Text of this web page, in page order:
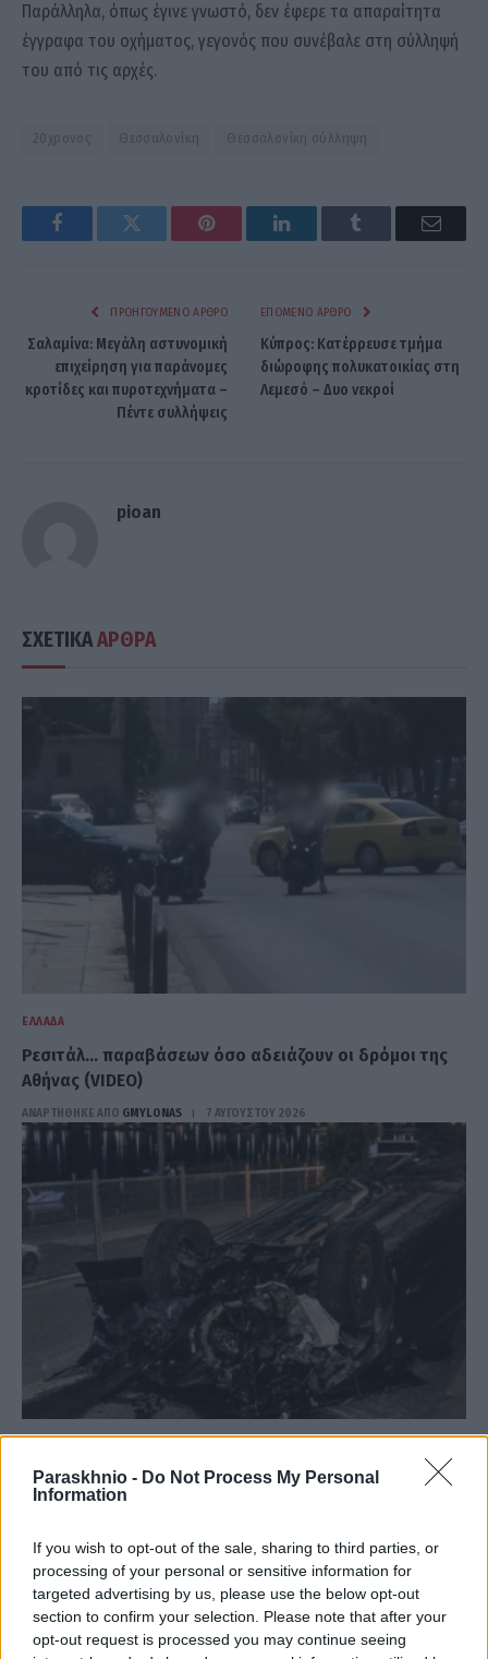
Paraskhnio - Do Not Process My Personal
Information
If you wish to opt-out of the sale, sharing to third parties, or
processing of your personal or sensitive information for
targeted advertising by us, please use the below opt-out
section to confirm your selection. Please note that after your
opt-out request is processed you may continue seeing
Παράλληλα, όπως έγινε γνωστό, δεν έφερε τα απαραίτητα
έγγραφα του οχήματος, γεγονός που συνέβαλε στη σύλληψή
του από τις αρχές.
20χρονος Θεσσαλονίκη Θεσσαλονίκη σύλληψη
FacebookTwitter Pinterest LinkedInTumblr Email
ΠΡΟΗΓΟΎΜΕΝΟ ΆΡΘΡΟ
Σαλαμίνα: Μεγάλη αστυνομική
επιχείρηση για παράνομες
κροτίδες και πυροτεχνήματα –
Πέντε συλλήψεις
ΕΠΌΜΕΝΟ ΆΡΘΡΟ
Κύπρος: Κατέρρευσε τμήμα
διώροφης πολυκατοικίας στη
Λεμεσό – Δυο νεκροί
pioan
ΣΧΕΤΙΚΑΑΡΘΡΑ
ΕΛΛΆΔΑ
Ρεσιτάλ… παραβάσεων όσο αδειάζουν οι δρόμοι της
Αθήνας (VIDEO)
ΑΝΑΡΤΗΘΗΚΕ ΑΠΟ GMYLONAS 7 ΑΥΓΟΎΣΤΟΥ 2026
Αμφιλοχία: Απεγκλωβίστηκε τραυματισμένος ο οδηγός
αναποδογυρισμένου ΙΧ (PHOTO)